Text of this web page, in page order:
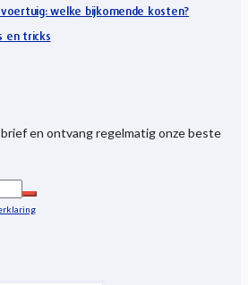
welke bijkomende kosten?
en tricks
en ontvang regelmatig onze beste